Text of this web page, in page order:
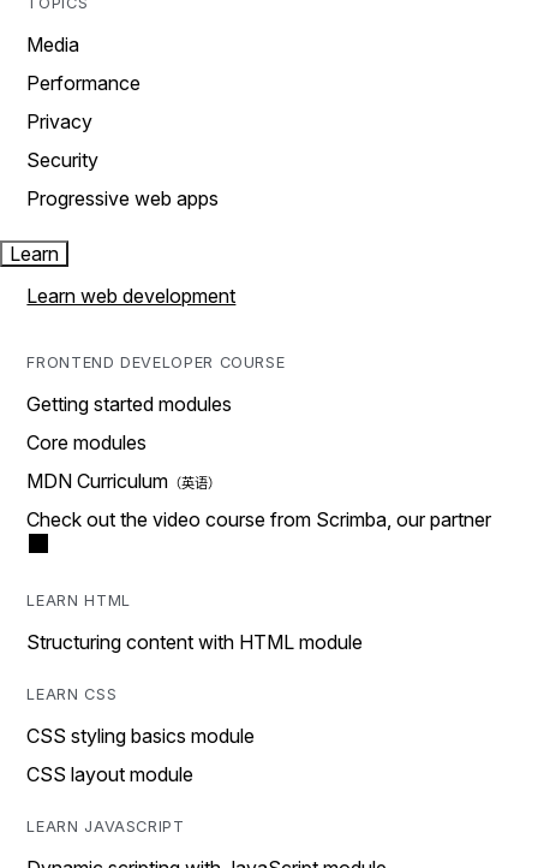
Media
Performance
Privacy
Security
Progressive web apps
Learn
Learn web development
FRONTEND DEVELOPER COURSE
Getting started modules
Core modules
MDN Curriculum
Check out the video course from Scrimba, our partner
LEARN HTML
Structuring content with HTML module
LEARN CSS
CSS styling basics module
CSS layout module
LEARN JAVASCRIPT